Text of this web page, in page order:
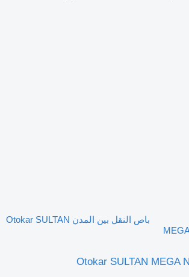
باص النقل بين المدن Otokar SULTAN
Otokar SULTAN MEGA